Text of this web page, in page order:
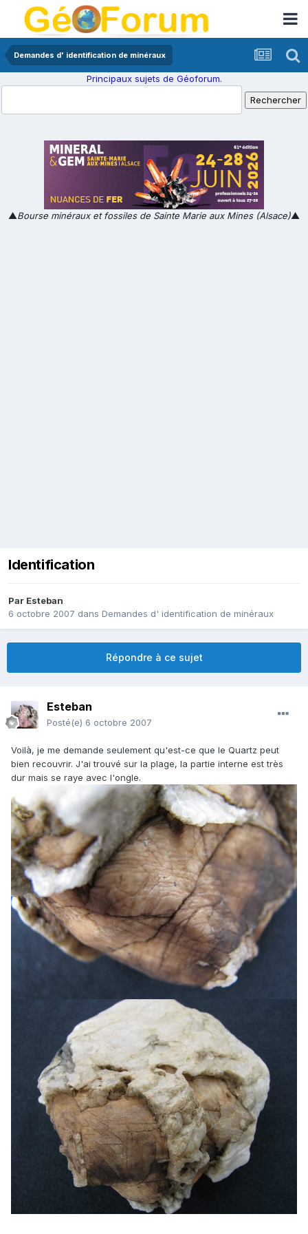
Demandes d' identification de minéraux
Principaux sujets de Géoforum.
▲Bourse minéraux et fossiles de Sainte Marie aux Mines (Alsace)▲
Identification
Par Esteban
6 octobre 2007 dans Demandes d' identification de minéraux
Répondre à ce sujet
Esteban
Posté(e) 6 octobre 2007
Voilà, je me demande seulement qu'est-ce que le Quartz peut
bien recouvrir. J'ai trouvé sur la plage, la partie interne est très
dur mais se raye avec l'ongle.